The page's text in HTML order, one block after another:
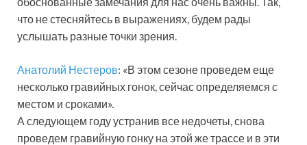
что не стесняйтесь в выражениях, будем рады
услышать разные точки зрения.
Анатолий Нестеров: «В этом сезоне проведем еще
несколько гравийных гонок, сейчас определяемся с
местом и сроками».
А следующем году устранив все недочеты, снова
проведем гравийную гонку на этой же трассе и в эти